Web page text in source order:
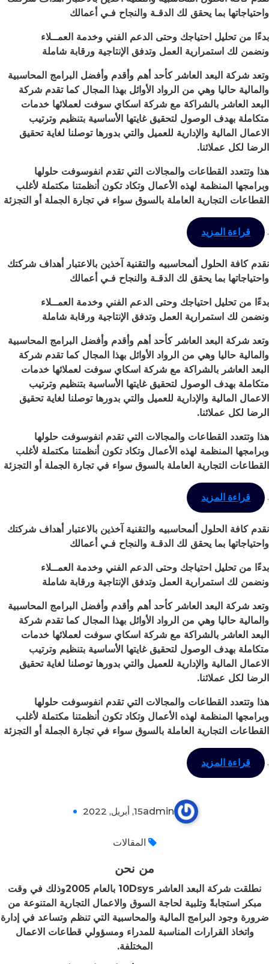
واحتياجاتها بما يحقق لك الدقـة والنجاح فـي أعمالك
بدءًا من تحليل احتياجك وحتى الدعم الفني وخدمة العمــلاء
ونضمن لك استمرارية العمل وتدفق الإنتاجية ورقابة شاملة
وتعد شركة البعد العاشر كأحد أهم وأقدم وأفضل البرامج المحاسبية
والمالية حاليا وهي من الرواد الأوائل بهذا المجال كما تقدم شركة
البعد العاشر بالشراكة مع شركة اسكاي سوفت لعملائها خدمات
متكاملة بهدف الوصول لتحقيق غايتها الأساسية بتنظيم وترتيب
الاعمال المالية والإدارية للعميل والتي بدورها توصلنا لغاية تحقيق
الرضا لكل عملائنا.
هذا وتتعدد القطاعات والمجالات التي تقدم انفوسوفت حلولها
وبرامجها المنظمة لهذه الأعمال وتكاد تكون أنظمتنا مكتملة لأغلب
القطاعات التجارية العاملة بالسوق سواء في تجارة الجملة أو التجزئة
. قراءة المزيد
نقدم كافة الحلول ألمحاسبيه والتقنية آخذين بالاعتبار أهداف شركتك
واحتياجاتها بما يحقق لك الدقـة والنجاح فـي أعمالك
بدءًا من تحليل احتياجك وحتى الدعم الفني وخدمة العمــلاء
ونضمن لك استمرارية العمل وتدفق الإنتاجية ورقابة شاملة
وتعد شركة البعد العاشر كأحد أهم وأقدم وأفضل البرامج المحاسبية
والمالية حاليا وهي من الرواد الأوائل بهذا المجال كما تقدم شركة
البعد العاشر بالشراكة مع شركة اسكاي سوفت لعملائها خدمات
متكاملة بهدف الوصول لتحقيق غايتها الأساسية بتنظيم وترتيب
الاعمال المالية والإدارية للعميل والتي بدورها توصلنا لغاية تحقيق
الرضا لكل عملائنا.
هذا وتتعدد القطاعات والمجالات التي تقدم انفوسوفت حلولها
وبرامجها المنظمة لهذه الأعمال وتكاد تكون أنظمتنا مكتملة لأغلب
القطاعات التجارية العاملة بالسوق سواء في تجارة الجملة أو التجزئة
. قراءة المزيد
نقدم كافة الحلول ألمحاسبيه والتقنية آخذين بالاعتبار أهداف شركتك
واحتياجاتها بما يحقق لك الدقـة والنجاح فـي أعمالك
بدءًا من تحليل احتياجك وحتى الدعم الفني وخدمة العمــلاء
ونضمن لك استمرارية العمل وتدفق الإنتاجية ورقابة شاملة
وتعد شركة البعد العاشر كأحد أهم وأقدم وأفضل البرامج المحاسبية
والمالية حاليا وهي من الرواد الأوائل بهذا المجال كما تقدم شركة
البعد العاشر بالشراكة مع شركة اسكاي سوفت لعملائها خدمات
متكاملة بهدف الوصول لتحقيق غايتها الأساسية بتنظيم وترتيب
الاعمال المالية والإدارية للعميل والتي بدورها توصلنا لغاية تحقيق
الرضا لكل عملائنا.
هذا وتتعدد القطاعات والمجالات التي تقدم انفوسوفت حلولها
وبرامجها المنظمة لهذه الأعمال وتكاد تكون أنظمتنا مكتملة لأغلب
القطاعات التجارية العاملة بالسوق سواء في تجارة الجملة أو التجزئة
. قراءة المزيد
admin15, أبريل, 2022
المقالات
من نحن
نطلقت شركة البعد العاشر 10
Dsys بالعام 2005وذلك في وقت
مبكر استجابةً وتلبية لحاجة السوق والاعمال التجارية المتنوعة من
ضرورة وجود البرامج المالية والمحاسبية التي تنظم وتساعد في إدارة
واتخاذ القرارات المناسبة للمدراء ومسؤولي قطاعات الاعمال
المختلفة.